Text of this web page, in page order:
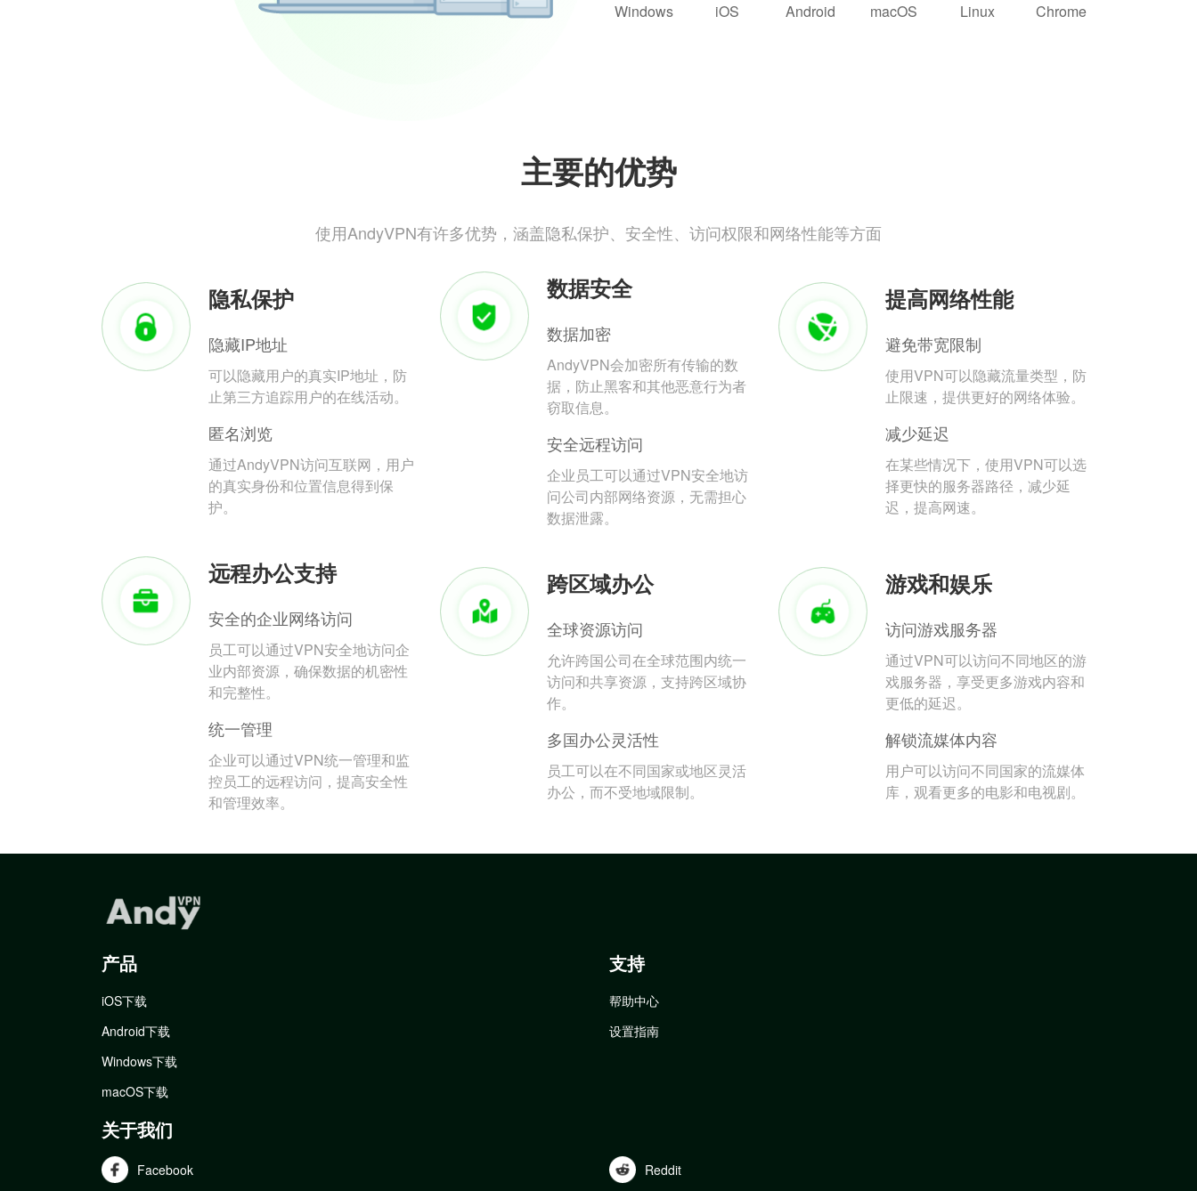
Windows iOS Android macOS Linux Chrome
主要的优势
使用AndyVPN有许多优势，涵盖隐私保护、安全性、访问权限和网络性能等方面
隐私保护
隐藏IP地址
可以隐藏用户的真实IP地址，防
止第三方追踪用户的在线活动。
匿名浏览
通过AndyVPN访问互联网，用户
的真实身份和位置信息得到保
护。
数据安全
数据加密
AndyVPN会加密所有传输的数
据，防止黑客和其他恶意行为者
窃取信息。
安全远程访问
企业员工可以通过VPN安全地访
问公司内部网络资源，无需担心
数据泄露。
提高网络性能
避免带宽限制
使用VPN可以隐藏流量类型，防
止限速，提供更好的网络体验。
减少延迟
在某些情况下，使用VPN可以选
择更快的服务器路径，减少延
迟，提高网速。
远程办公支持
安全的企业网络访问
员工可以通过VPN安全地访问企
业内部资源，确保数据的机密性
和完整性。
统一管理
企业可以通过VPN统一管理和监
控员工的远程访问，提高安全性
和管理效率。
跨区域办公
全球资源访问
允许跨国公司在全球范围内统一
访问和共享资源，支持跨区域协
作。
多国办公灵活性
员工可以在不同国家或地区灵活
办公，而不受地域限制。
游戏和娱乐
访问游戏服务器
通过VPN可以访问不同地区的游
戏服务器，享受更多游戏内容和
更低的延迟。
解锁流媒体内容
用户可以访问不同国家的流媒体
库，观看更多的电影和电视剧。
产品
iOS下载
Android下载
Windows下载
macOS下载
支持
帮助中心
设置指南
关于我们
Facebook Reddit